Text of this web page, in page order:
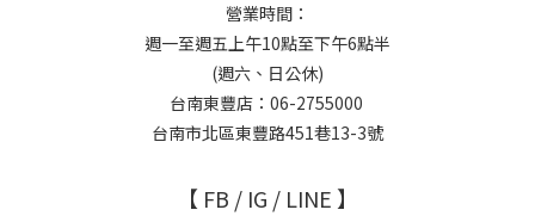
營業時間：
週一至週五上午10點至下午6點半
(週六、日公休)
台南東豐店：06-2755000
台南市北區東豐路451巷13-3號
【 FB / IG / LINE 】